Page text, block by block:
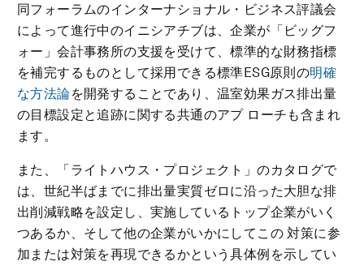
同フォーラムのインターナショナル・ビジネス評議会
によって進行中のイニシアチブは、企業が「ビッグフ
ォー」会計事務所の支援を受けて、標準的な財務指標
を補完するものとして採用できる標準ESG原則の明確
な方法論を開発することであり、温室効果ガス排出量
の目標設定と追跡に関する共通のアプ ローチも含まれ
ます。
また、「ライトハウス・プロジェクト」のカタログで
は、世紀半ばまでに排出量実質ゼロに沿った大胆な排
出削減戦略を設定し、実施しているトップ企業がいく
つあるか、そして他の企業がいかにしてこの 対策に参
加または対策を再現できるかという具体例を示してい